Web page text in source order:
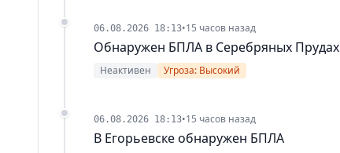
06.08.2026 18:13•15 часов назад
Обнаружен БПЛА в Серебряных Прудах
Неактивен Угроза: Высокий
06.08.2026 18:13•15 часов назад
В Егорьевске обнаружен БПЛА